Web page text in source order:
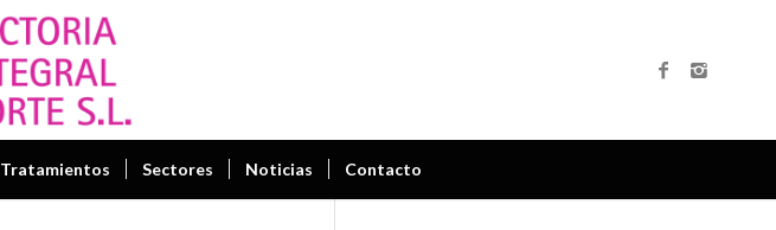
Tratamientos Sectores Noticias Contacto